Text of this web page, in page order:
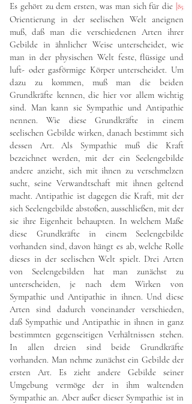
Es gehört zu dem ersten, was man sich für die |85
Orientierung in der seelischen Welt aneignen
muß, daß man die verschiedenen Arten ihrer
Gebilde in ähnlicher Weise unterscheidet, wie
man in der physischen Welt feste, flüssige und
luft- oder gasförmige Körper unterscheidet. Um
dazu zu kommen, muß man die beiden
Grundkräfte kennen, die hier vor allem wichtig
sind. Man kann sie Sympathie und Antipathie
nennen. Wie diese Grundkräfte in einem
seelischen Gebilde wirken, danach bestimmt sich
dessen Art. Als Sympathie muß die Kraft
bezeichnet werden, mit der ein Seelengebilde
andere anzieht, sich mit ihnen zu verschmelzen
sucht, seine Verwandtschaft mit ihnen geltend
macht. Antipathie ist dagegen die Kraft, mit der
sich Seelengebilde abstoßen, ausschließen, mit der
sie ihre Eigenheit behaupten. In welchem Maße
diese Grundkräfte in einem Seelengebilde
vorhanden sind, davon hängt es ab, welche Rolle
dieses in der seelischen Welt spielt. Drei Arten
von Seelengebilden hat man zunächst zu
unterscheiden, je nach dem Wirken von
Sympathie und Antipathie in ihnen. Und diese
Arten sind dadurch voneinander verschieden,
daß Sympathie und Antipathie in ihnen in ganz
bestimmten gegenseitigen Verhältnissen stehen.
In allen dreien sind beide Grundkräfte
vorhanden. Man nehme zunächst ein Gebilde der
ersten Art. Es zieht andere Gebilde seiner
Umgebung vermöge der in ihm waltenden
Sympathie an. Aber außer dieser Sympathie ist in